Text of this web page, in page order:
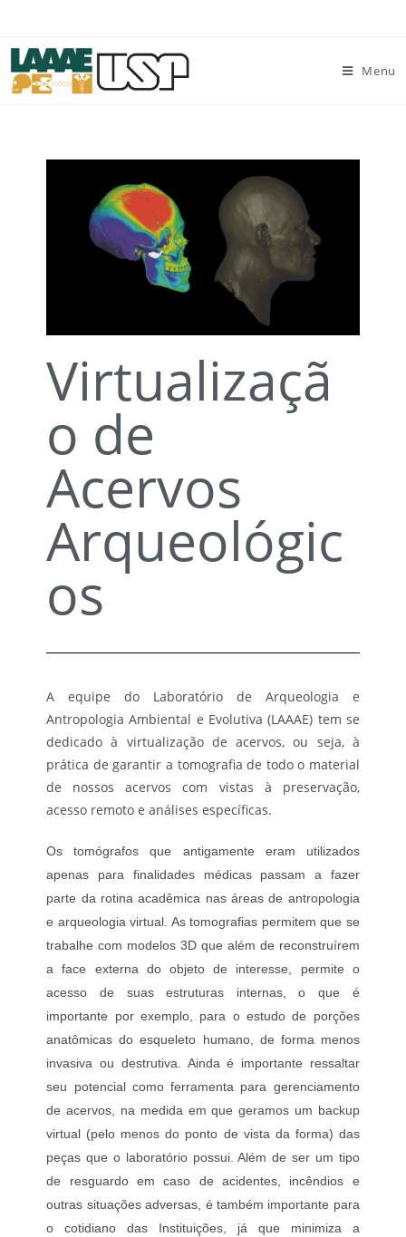
Menu
Virtualizaçã
o de
Acervos
Arqueológic
os
A equipe do Laboratório de Arqueologia e
Antropologia Ambiental e Evolutiva (LAAAE) tem se
dedicado à virtualização de acervos, ou seja, à
prática de garantir a tomografia de todo o material
de nossos acervos com vistas à preservação,
acesso remoto e análises específicas.
Os tomógrafos que antigamente eram utilizados
apenas para finalidades médicas passam a fazer
parte da rotina acadêmica nas áreas de antropologia
e arqueologia virtual. As tomografias permitem que se
trabalhe com modelos 3D que além de reconstruírem
a face externa do objeto de interesse, permite o
acesso de suas estruturas internas, o que é
importante por exemplo, para o estudo de porções
anatômicas do esqueleto humano, de forma menos
invasiva ou destrutiva. Ainda é importante ressaltar
seu potencial como ferramenta para gerenciamento
de acervos, na medida em que geramos um backup
virtual (pelo menos do ponto de vista da forma) das
peças que o laboratório possui. Além de ser um tipo
de resguardo em caso de acidentes, incêndios e
outras situações adversas, é também importante para
o cotidiano das Instituições, já que minimiza a